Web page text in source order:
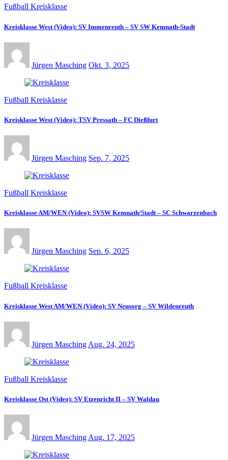
Fußball Kreisklasse
Kreisklasse West (Video): SV Immenreuth – SV SW Kemnath-Stadt
Jürgen Masching Okt. 3, 2025
Fußball Kreisklasse
Kreisklasse West (Video): TSV Pressath – FC Dießfurt
Jürgen Masching Sep. 7, 2025
Fußball Kreisklasse
Kreisklasse AM/WEN (Video): SVSW Kemnath/Stadt – SC Schwarzenbach
Jürgen Masching Sep. 6, 2025
Fußball Kreisklasse
Kreisklasse West AM/WEN (Video): SV Neusorg – SV Wildenreuth
Jürgen Masching Aug. 24, 2025
Fußball Kreisklasse
Kreisklasse Ost (Video): SV Etzenricht II – SV Waldau
Jürgen Masching Aug. 17, 2025